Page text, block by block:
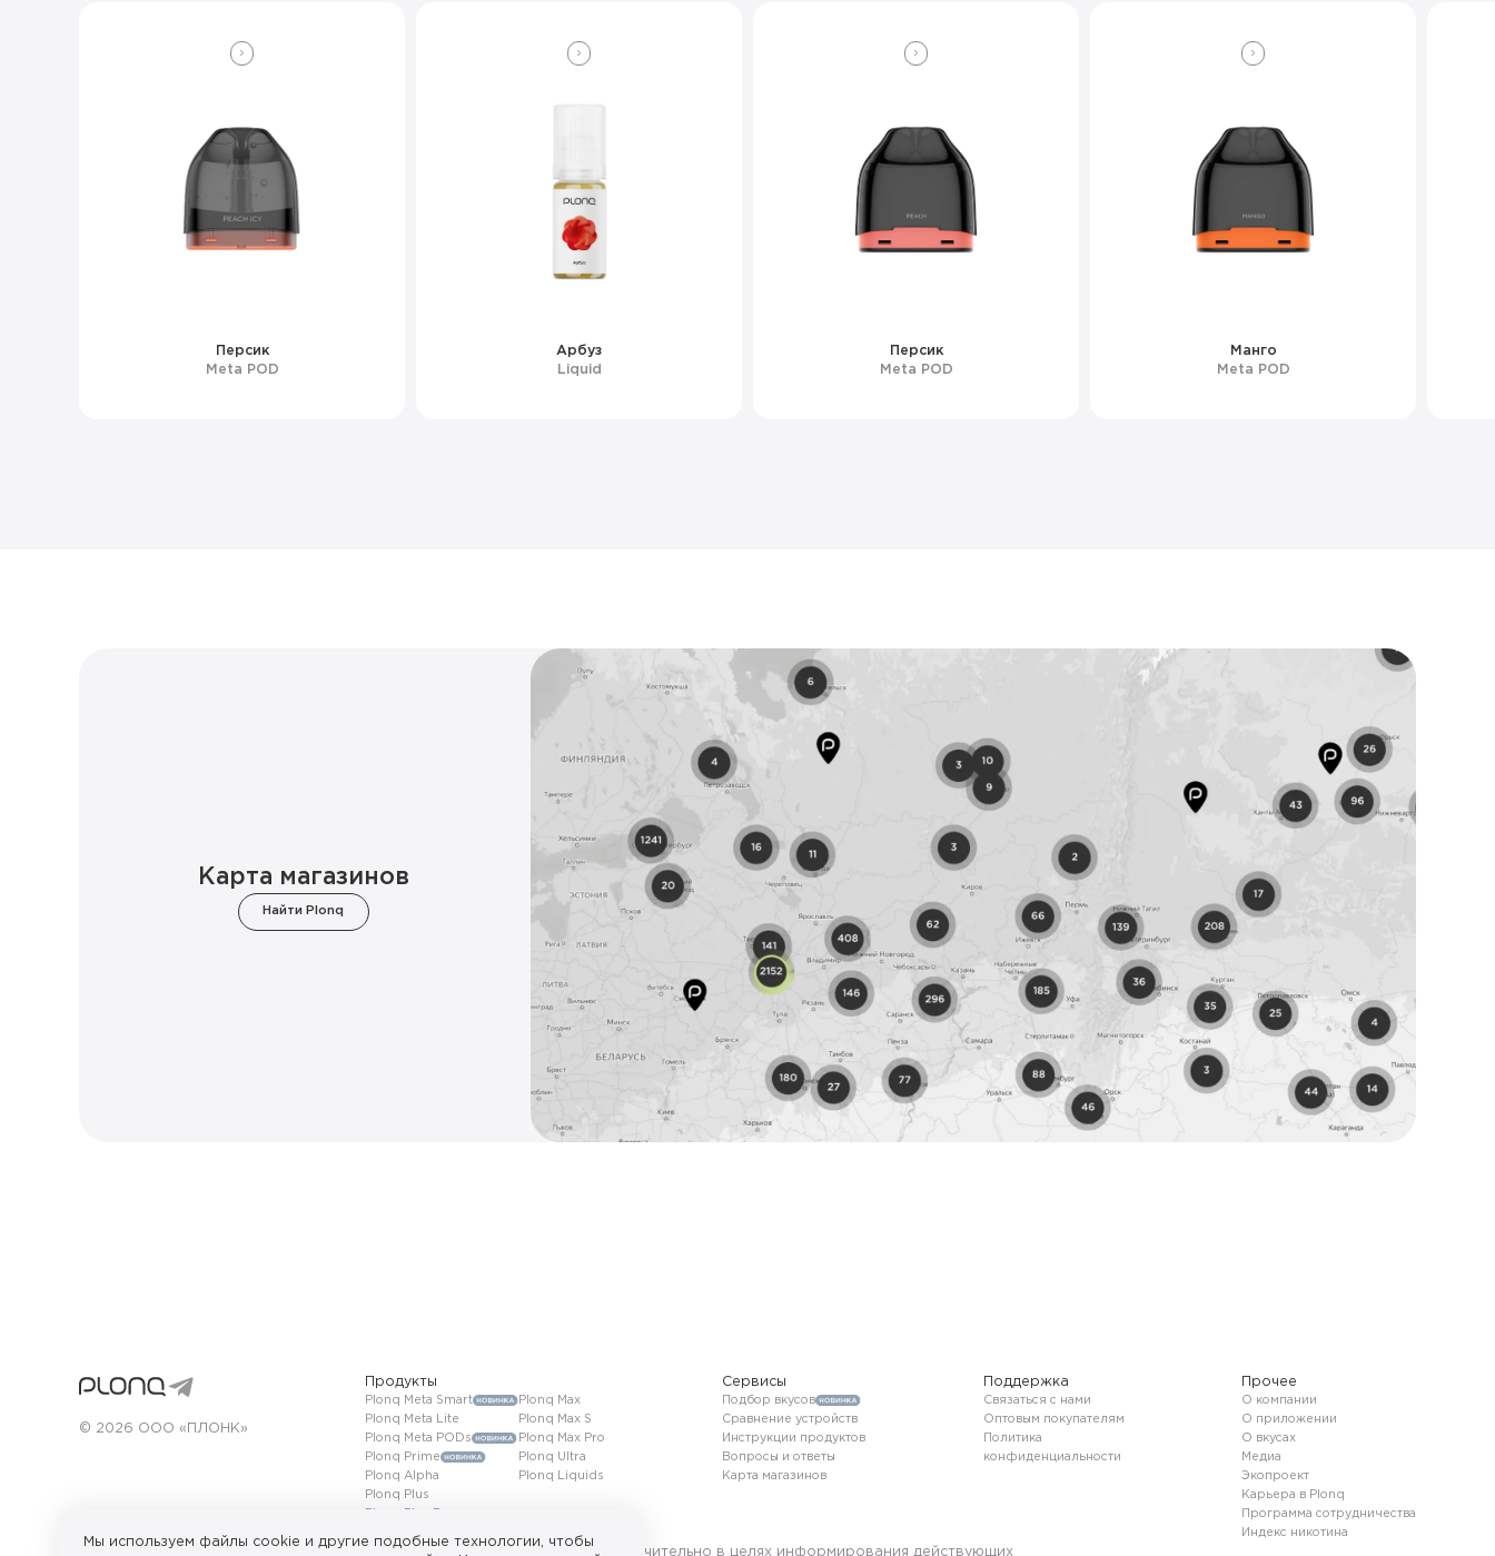
Персик
Meta POD
Арбуз
Liquid
Персик
Meta POD
Манго
Meta POD
Карта магазинов
Найти Plonq
Мы используем файлы cookie и другие подобные технологии, чтобы
© 2026 ООО «ПЛОНК»
Продукты
Plonq Meta Smart
Plonq Meta Lite
Plonq Meta PODs
Plonq Prime
Plonq Alpha
Plonq Plus
Plonq Max
Plonq Max S
Plonq Max Pro
Plonq Ultra
Plonq Liquids
Сервисы
Подбор вкусов
Сравнение устройств
Инструкции продуктов
Вопросы и ответы
Карта магазинов
Поддержка
Связаться с нами
Оптовым покупателям
Политика
конфиденциальности
Прочее
О компании
О приложении
О вкусах
Медиа
Экопроект
Карьера в Plonq
Программа сотрудничества
Индекс никотина
ПРОДАЖА НЕСОВЕРШЕННОЛЕТНИМ ЗАПРЕЩЕНА. Сайт используется исключительно в целях информирования действующих